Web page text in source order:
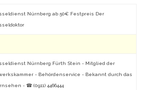
Nürnberg ab 50€ Festpreis Der
Nürnberg Fürth Stein - Mitglied der
- Behördenservice - Bekannt durch das
- ☎ (0911) 4466444